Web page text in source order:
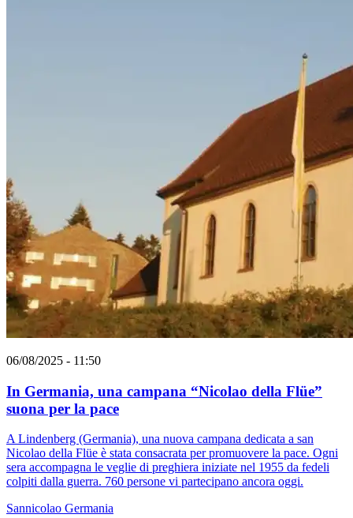
06/08/2025 - 11:50
In Germania, una campana “Nicolao della Flüe”
suona per la pace
A Lindenberg (Germania), una nuova campana dedicata a san
Nicolao della Flüe è stata consacrata per promuovere la pace. Ogni
sera accompagna le veglie di preghiera iniziate nel 1955 da fedeli
colpiti dalla guerra. 760 persone vi partecipano ancora oggi.
Sannicolao Germania